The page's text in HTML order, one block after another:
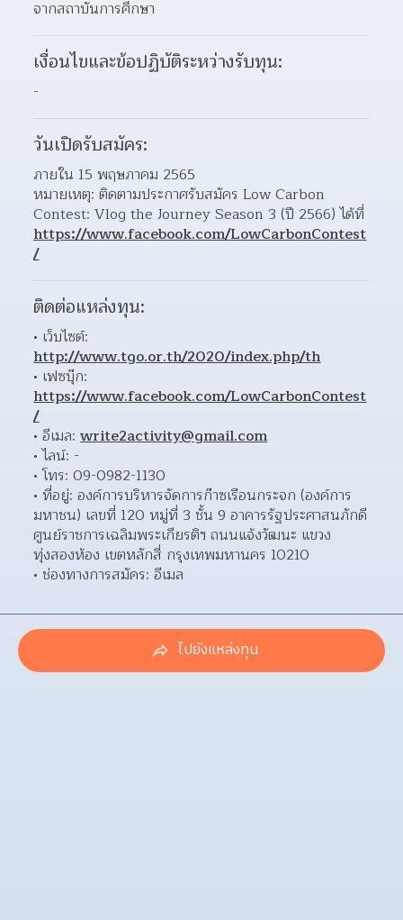
จากสถาบันการศึกษา
เงื่อนไขและข้อปฏิบัติระหว่างรับทุน:
-
วันเปิดรับสมัคร:
ภายใน 15 พฤษภาคม 2565
หมายเหตุ: ติดตามประกาศรับสมัคร Low Carbon
https://www.facebook.com/LowCarbonContest
/
ติดต่อแหล่งทุน:
http://www.tgo.or.th/2020/index.php/th
https://www.facebook.com/LowCarbonContest
/
อีเมล: write2activity@gmail.com
ไลน์: -
โทร: 09-0982-1130
ที่อยู่: องค์การบริหารจัดการก๊าซเรือนกระจก (องค์การ
มหาชน) เลขที่ 120 หมู่ที่ 3 ชั้น 9 อาคารรัฐประศาสนภักดี
ศูนย์ราชการเฉลิมพระเกียรติฯ ถนนแจ้งวัฒนะ แขวง
ทุ่งสองห้อง เขตหลักสี่ กรุงเทพมหานคร 10210
ช่องทางการสมัคร: อีเมล
ไปยังแหล่งทุน